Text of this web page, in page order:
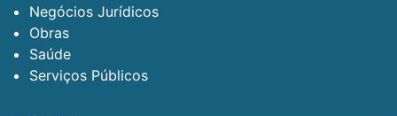
Negócios Jurídicos
Obras
Saúde
Serviços Públicos